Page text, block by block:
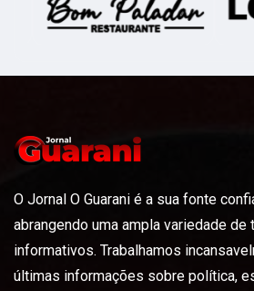
O Jornal O Guarani é a sua fonte
abrangendo uma ampla variedade
informativos. Trabalhamos
últimas informações sobre política,